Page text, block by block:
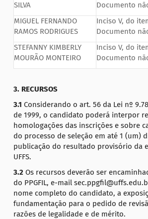
SILVA
Documento
MIGUEL FERNANDO
RAMOS RODRIGUES
Inciso V, do
Documento
STEFANNY KIMBERLY
MOURÃO MONTEIRO
Inciso V, do
Documento
3. RECURSOS
3.1 Considerando o art. 56 da Lei nº
de 1999, o candidato poderá interpor
homologações das inscrições e sobre
do processo de seleção em até 1 (um)
publicação do resultado provisório da
UFFS.
3.2 Os recursos deverão ser
do PPGFIL, e-mail
nome completo do candidato, a
fundamentação para o pedido de
razões de legalidade e de mérito.